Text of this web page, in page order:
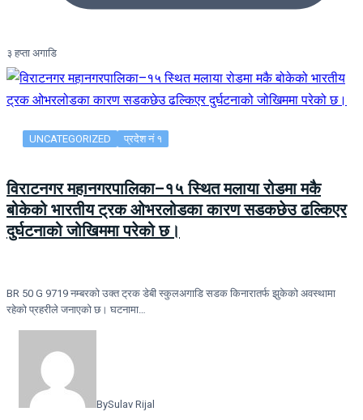
३ हप्ता अगाडि
UNCATEGORIZED प्रदेश नं १
विराटनगर महानगरपालिका–१५ स्थित मलाया रोडमा मकै
बोकेको भारतीय ट्रक ओभरलोडका कारण सडकछेउ ढल्किएर
दुर्घटनाको जोखिममा परेको छ।
BR 50 G 9719 नम्बरको उक्त ट्रक डेबी स्कुलअगाडि सडक किनारातर्फ झुकेको अवस्थामा
रहेको प्रहरीले जनाएको छ। घटनामा…
BySulav Rijal